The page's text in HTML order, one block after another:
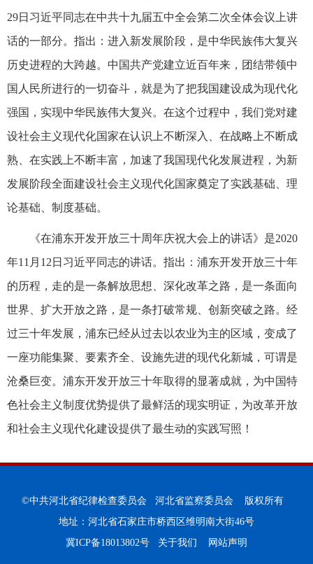
29日习近平同志在中共十九届五中全会第二次全体会议上讲
话的一部分。指出：进入新发展阶段，是中华民族伟大复兴
历史进程的大跨越。中国共产党建立近百年来，团结带领中
国人民所进行的一切奋斗，就是为了把我国建设成为现代化
强国，实现中华民族伟大复兴。在这个过程中，我们党对建
设社会主义现代化国家在认识上不断深入、在战略上不断成
熟、在实践上不断丰富，加速了我国现代化发展进程，为新
发展阶段全面建设社会主义现代化国家奠定了实践基础、理
论基础、制度基础。
《在浦东开发开放三十周年庆祝大会上的讲话》是2020
年11月12日习近平同志的讲话。指出：浦东开发开放三十年
的历程，走的是一条解放思想、深化改革之路，是一条面向
世界、扩大开放之路，是一条打破常规、创新突破之路。经
过三十年发展，浦东已经从过去以农业为主的区域，变成了
一座功能集聚、要素齐全、设施先进的现代化新城，可谓是
沧桑巨变。浦东开发开放三十年取得的显著成就，为中国特
色社会主义制度优势提供了最鲜活的现实明证，为改革开放
和社会主义现代化建设提供了最生动的实践写照！
©中共河北省纪律检查委员会 河北省监察委员会 版权所有
地址：河北省石家庄市桥西区维明南大街46号
冀ICP备18013802号
关于我们 网站声明